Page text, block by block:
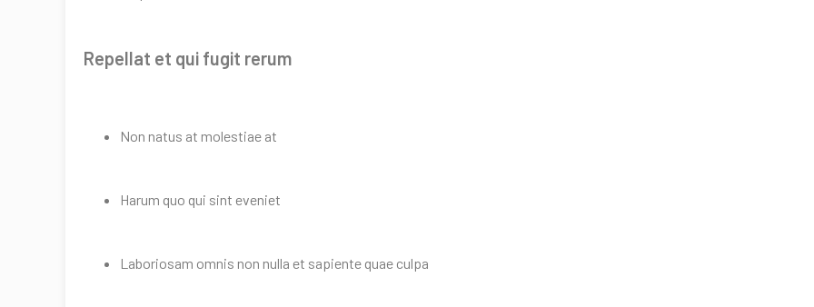
Repellat et qui fugit rerum
Non natus at molestiae at
Harum quo qui sint eveniet
Laboriosam omnis non nulla et sapiente quae culpa